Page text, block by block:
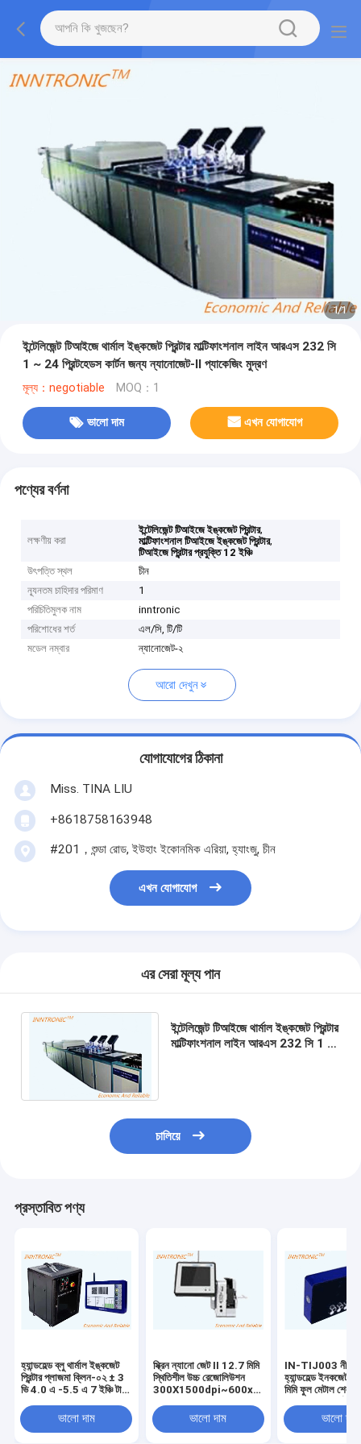
1/1
ইন্টেলিজেন্ট টিআইজে থার্মাল ইঙ্কজেট প্রিন্টার মাল্টিফাংশনাল লাইন আরএস 232 সি
1 ~ 24 প্রিন্টহেডস কার্টন জন্য ন্যানোজেট-II প্যাকেজিং মুদ্রণ
মূল্য：negotiable MOQ：1
ভালো দাম এখন যোগাযোগ
পণ্যের বর্ণনা
লক্ষণীয় করা
ইন্টেলিজেন্ট টিআইজে ইঙ্কজেট প্রিন্টার,
মাল্টিফাংশনাল টিআইজে ইঙ্কজেট প্রিন্টার,
টিআইজে প্রিন্টার প্রযুক্তি 12 ইঞ্চি
উৎপত্তি স্থল
চীন
ন্যূনতম চাহিদার পরিমাণ
1
পরিচিতিমুলক নাম
inntronic
পরিশোধের শর্ত
এল/সি, টি/টি
মডেল নম্বার
ন্যানোজেট-২
আরো দেখুন
যোগাযোগের ঠিকানা
Miss. TINA LIU
+8618758163948
#201，শুন্ডা রোড, ইউহাং ইকোনমিক এরিয়া, হ্যাংজু, চীন
এখন যোগাযোগ
এর সেরা মূল্য পান
ইন্টেলিজেন্ট টিআইজে থার্মাল ইঙ্কজেট প্রিন্টার
মাল্টিফাংশনাল লাইন আরএস 232 সি 1 ~
চালিয়ে
প্রস্তাবিত পণ্য
হ্যান্ডহেল্ড ব্লু থার্মাল ইঙ্কজেট
প্রিন্টার প্লাজমা ক্লিন-০২ ± 3
ভি 4.0 এ -5.5 এ 7 ইঞ্চি টাচ
এর সাথে কাজ করে
ভালো দাম
স্ক্রিন ন্যানো জেট II 12.7 মিমি
স্থিতিশীল উচ্চ রেজোলিউশন
300X1500dpi~600x600dpi
তাপীয় ইঙ্কজেট প্রিন্টার
ভালো দাম
IN-TIJ003 নীল
হ্যান্ডহেল্ড ইনকজেট
মিমি ফুল মেটাল শেল
প্রিন্টার ইউএসবি সহ
জন্য
ভালো দাম